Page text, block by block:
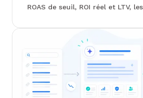
ROAS de seuil, ROI réel et LTV,
regarde en premier. Chez Junto,
explique comment structurer vos
Search, Shopping ou
fonction de votre marge, pas
d'affaires...